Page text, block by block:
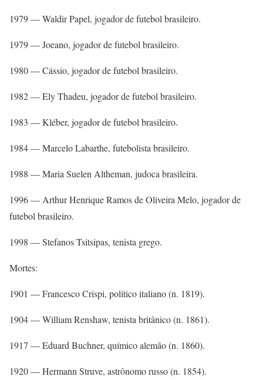
1979 — Waldir Papel, jogador de futebol brasileiro.
1979 — Joeano, jogador de futebol brasileiro.
1980 — Cássio, jogador de futebol brasileiro.
1982 — Ely Thadeu, jogador de futebol brasileiro.
1983 — Kléber, jogador de futebol brasileiro.
1984 — Marcelo Labarthe, futebolista brasileiro.
1988 — Maria Suelen Altheman, judoca brasileira.
1996 — Arthur Henrique Ramos de Oliveira Melo, jogador de
futebol brasileiro.
1998 — Stefanos Tsitsipas, tenista grego.
Mortes:
1901 — Francesco Crispi, político italiano (n. 1819).
1904 — William Renshaw, tenista britânico (n. 1861).
1917 — Eduard Buchner, químico alemão (n. 1860).
1920 — Hermann Struve, astrônomo russo (n. 1854).